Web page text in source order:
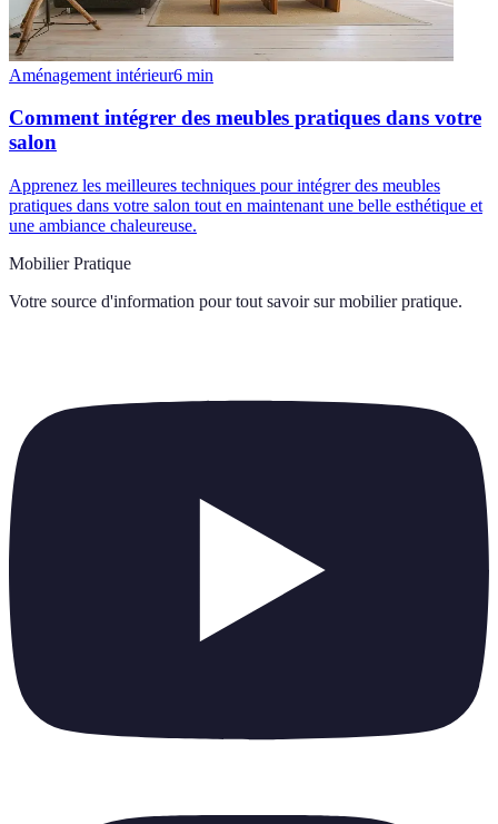
Aménagement intérieur6 min
Comment intégrer des meubles pratiques dans votre
salon
Apprenez les meilleures techniques pour intégrer des meubles
pratiques dans votre salon tout en maintenant une belle esthétique et
une ambiance chaleureuse.
Mobilier Pratique
Votre source d'information pour tout savoir sur mobilier pratique.